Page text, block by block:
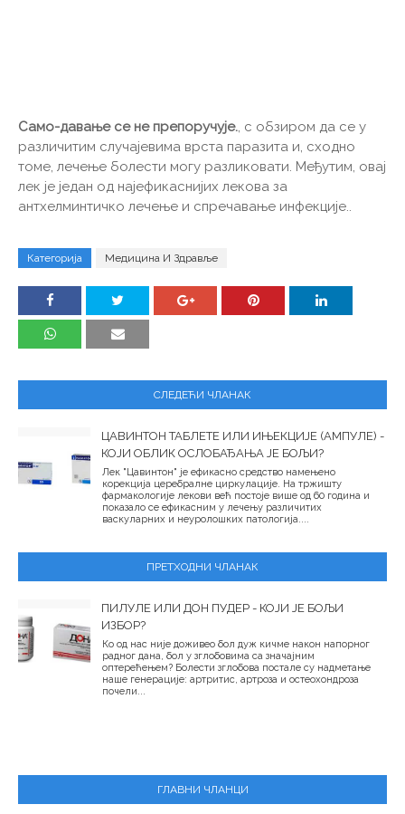
Само-давање се не препоручује., с обзиром да се у
различитим случајевима врста паразита и, сходно
томе, лечење болести могу разликовати. Међутим, овај
лек је један од најефикаснијих лекова за
антхелминтичко лечење и спречавање инфекције..
Категорија Медицина И Здравље
СЛЕДЕЋИ ЧЛАНАК
ЦАВИНТОН ТАБЛЕТЕ ИЛИ ИЊЕКЦИЈЕ (АМПУЛЕ) -
КОЈИ ОБЛИК ОСЛОБАЂАЊА ЈЕ БОЉИ?
Лек "Цавинтон" је ефикасно средство намењено
корекција церебралне циркулације. На тржишту
фармакологије лекови већ постоје више од 60 година и
показало се ефикасним у лечењу различитих
васкуларних и неуролошких патологија....
ПРЕТХОДНИ ЧЛАНАК
ПИЛУЛЕ ИЛИ ДОН ПУДЕР - КОЈИ ЈЕ БОЉИ
ИЗБОР?
Ко од нас није доживео бол дуж кичме након напорног
радног дана, бол у зглобовима са значајним
оптерећењем? Болести зглобова постале су надметање
наше генерације: артритис, артроза и остеохондроза
почели...
ГЛАВНИ ЧЛАНЦИ